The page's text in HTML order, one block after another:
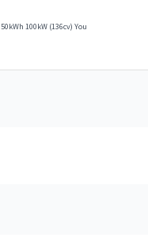
50kWh 100kW (136cv) You